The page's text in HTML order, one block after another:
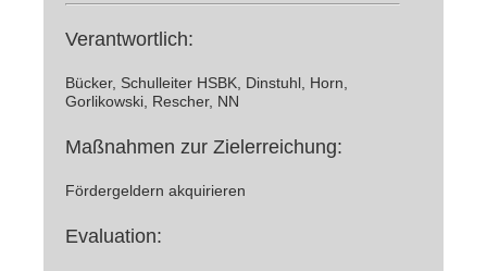
Verantwortlich:
Bücker, Schulleiter HSBK, Dinstuhl, Horn,
Gorlikowski, Rescher, NN
Maßnahmen zur Zielerreichung:
Fördergeldern akquirieren
Evaluation: